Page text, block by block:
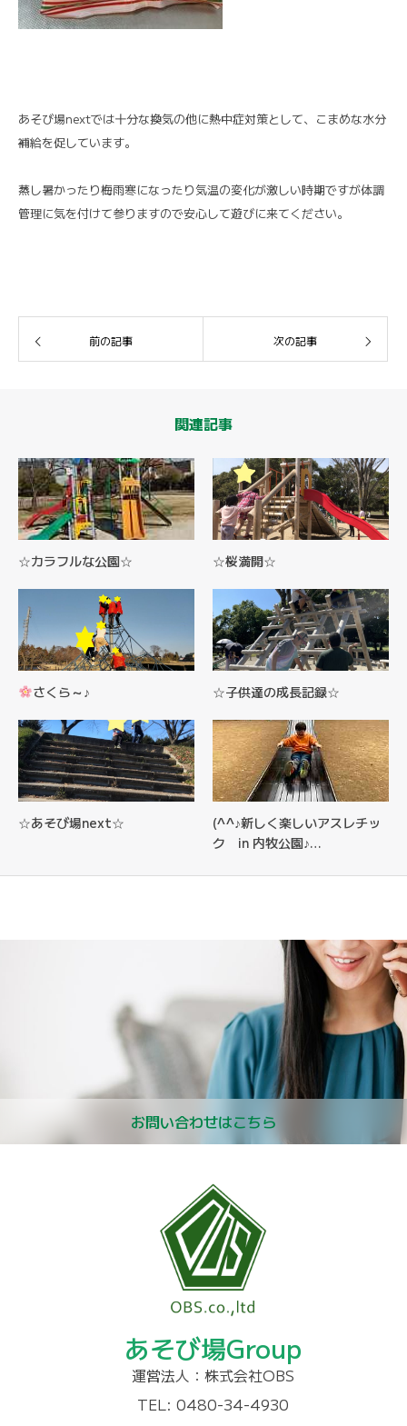
あそび場nextでは十分な換気の他に熱中症対策として、こまめな水分
補給を促しています。
蒸し暑かったり梅雨寒になったり気温の変化が激しい時期ですが体調
管理に気を付けて参りますので安心して遊びに来てください。
前の記事 次の記事
関連記事
☆カラフルな公園☆ ☆桜満開☆
さくら～♪ ☆子供達の成長記録☆
☆あそび場next☆
(^^♪新しく楽しいアスレチッ
ク in 内牧公園♪…
お問い合わせはこちら
あそび場Group
運営法人：株式会社OBS
TEL: 0480-34-4930